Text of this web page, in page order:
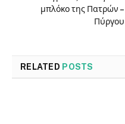
μπλόκο της Πατρών –
Πύργου
RELATED POSTS